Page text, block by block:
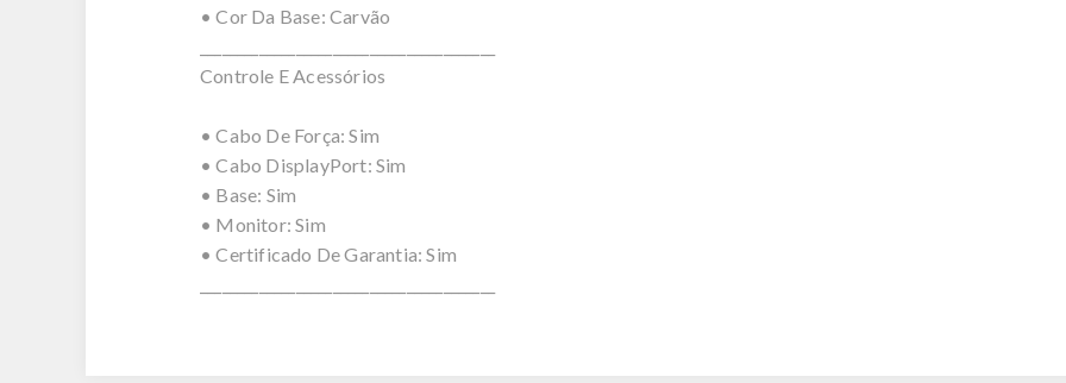
• Cor Da Base: Carvão
Controle E Acessórios
• Cabo De Força: Sim
• Cabo DisplayPort: Sim
• Base: Sim
• Monitor: Sim
• Certificado De Garantia: Sim